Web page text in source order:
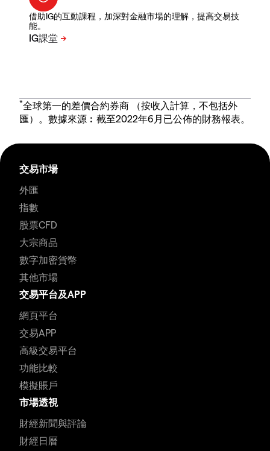
借助IG的互動課程，加深對金融市場的理解，提高交易技
能。
*全球第一的差價合約券商 （按收入計算，不包括外
匯）。數據來源︰截至2022年6月已公佈的財務報表。
交易市場
外匯
指數
股票CFD
大宗商品
數字加密貨幣
其他市場
交易平台及APP
網頁平台
交易APP
高級交易平台
功能比較
模擬賬戶
市場透視
財經新聞與評論
財經日曆